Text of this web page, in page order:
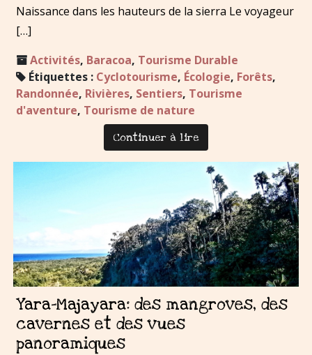
Naissance dans les hauteurs de la sierra Le voyageur
[…]
Activités, Baracoa, Tourisme Durable
Étiquettes : Cyclotourisme, Écologie, Forêts,
Randonnée, Rivières, Sentiers, Tourisme
d'aventure, Tourisme de nature
Continuer à lire
Yara-Majayara: des mangroves, des
cavernes et des vues
panoramiques